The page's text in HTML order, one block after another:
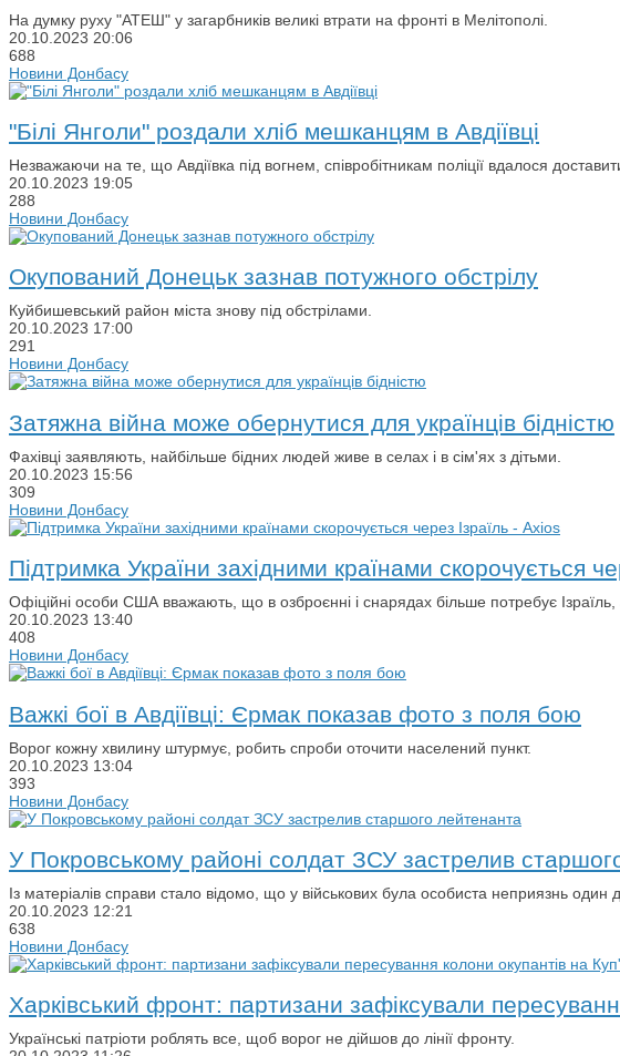
На думку руху "АТЕШ" у загарбників великі втрати на фронті в Мелітополі.
20.10.2023 20:06
688
Новини Донбасу
"Білі Янголи" роздали хліб мешканцям в Авдіївці
Незважаючи на те, що Авдіївка під вогнем, співробітникам поліції вдалося
20.10.2023 19:05
288
Новини Донбасу
Окупований Донецьк зазнав потужного обстрілу
Куйбишевський район міста знову під обстрілами.
20.10.2023 17:00
291
Новини Донбасу
Затяжна війна може обернутися для українців бідністю
Фахівці заявляють, найбільше бідних людей живе в селах і в сім'ях з дітьми.
20.10.2023 15:56
309
Новини Донбасу
Підтримка України західними країнами скорочується
Офіційні особи США вважають, що в озброєнні і снарядах більше потребує Ізраїль,
20.10.2023 13:40
408
Новини Донбасу
Важкі бої в Авдіївці: Єрмак показав фото з поля бою
Ворог кожну хвилину штурмує, робить спроби оточити населений пункт.
20.10.2023 13:04
393
Новини Донбасу
У Покровському районі солдат ЗСУ застрелив
Із матеріалів справи стало відомо, що у військових була особиста неприязнь один
20.10.2023 12:21
638
Новини Донбасу
Харківський фронт: партизани зафіксували
Українські патріоти роблять все, щоб ворог не дійшов до лінії фронту.